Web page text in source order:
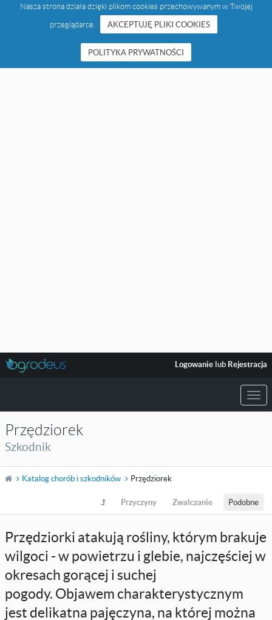
Nasza strona działa dzięki plikom cookies przechowywanym w Twojej
przeglądarce.
AKCEPTUJĘ PLIKI COOKIES
POLITYKA PRYWATNOŚCI
Logowanie lub Rejestracja
Przędziorek
Szkodnik
Katalog chorób i szkodników Przędziorek
Przyczyny Zwalczanie Podobne
Przędziorki atakują rośliny, którym brakuje
wilgoci - w powietrzu i glebie, najczęściej w
okresach gorącej i suchej
pogody. Objawem charakterystycznym
jest delikatna pajęczyna, na której można